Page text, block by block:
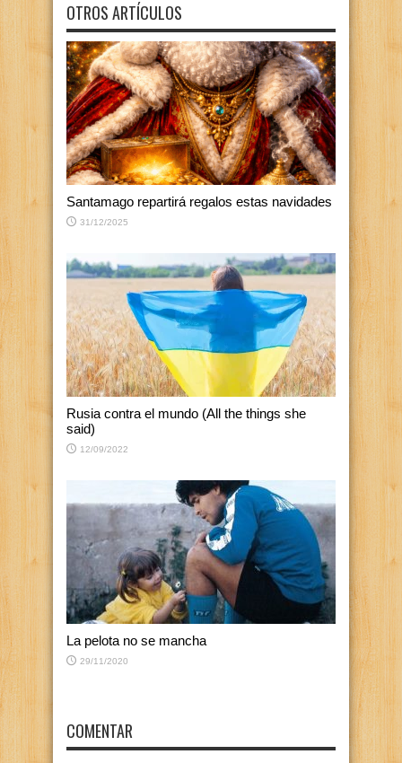
OTROS ARTÍCULOS
Santamago repartirá regalos estas navidades
31/12/2025
Rusia contra el mundo (All the things she
said)
12/09/2022
La pelota no se mancha
29/11/2020
COMENTAR